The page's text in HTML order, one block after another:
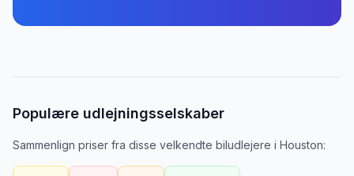
Populære udlejningsselskaber
Sammenlign priser fra disse velkendte biludlejere i Houston: